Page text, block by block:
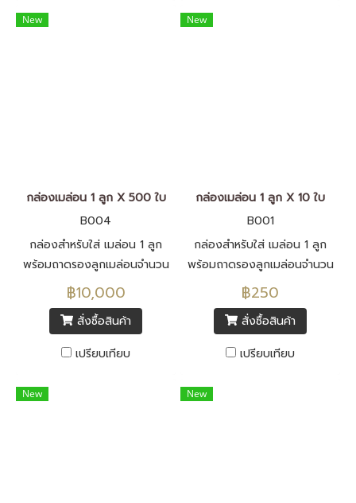
New
กล่องเมล่อน 1 ลูก X 500 ใบ
B004
กล่องสำหรับใส่ เมล่อน 1 ลูก
พร้อมถาดรองลูกเมล่อนจำนวน
10 ชุด
฿10,000
สั่งซื้อสินค้า
เปรียบเทียบ
New
กล่องเมล่อน 1 ลูก X 10 ใบ
B001
กล่องสำหรับใส่ เมล่อน 1 ลูก
พร้อมถาดรองลูกเมล่อนจำนวน
10 ชุด
฿250
สั่งซื้อสินค้า
เปรียบเทียบ
New New